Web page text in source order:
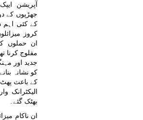
آپریشن
جھڑپوں کے
کے کئی اہم
کروز
ان حملوں
مفلوج کرنا
جدید اور
کو نشانہ
کے باعث
بھٹک گئے۔
ان ناکام